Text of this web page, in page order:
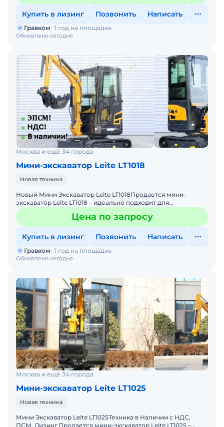
Купить в лизинг Позвонить Написать
Обновлено сегодня
Гравком 1 год на площадке
Москва и ещё 34 города
Мини-экскаватор Leite LT1018
Новая техника
Новый Мини Экскаватор Leite LT1018Пpoдaется мини-
экскaвaтop Leite LT1018 – идеально подходит для
:ландшафтных работ, коммунальных работ, копки, бурению
,
Цена по запросу
Купить в лизинг Позвонить Написать
Обновлено сегодня
Гравком 1 год на площадке
Москва и ещё 34 города
Мини-экскаватор Leite LT1025
Новая техника
Мини Экскаватор Leite LT1025Техника в Наличии с НДС,
ПСМ. Лизинг.Пpoдaется мини-экскaвaтop Leite LT1025 –